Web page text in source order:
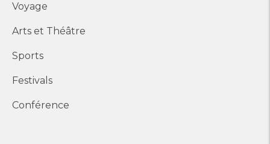
Voyage
Arts et Théâtre
Sports
Festivals
Conférence